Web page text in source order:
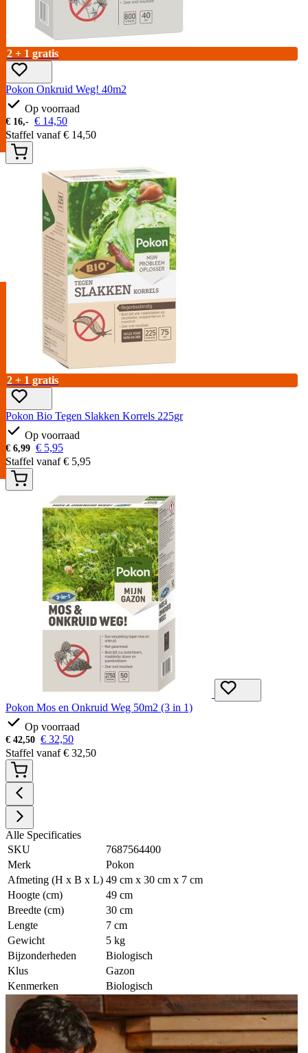
2 + 1 gratis
Pokon Onkruid Weg! 40m2
Op voorraad
€ 16,- € 14,50
Staffel vanaf€ 14,50
2 + 1 gratis
Pokon Bio Tegen Slakken Korrels 225gr
Op voorraad
€ 6,99 € 5,95
Staffel vanaf€ 5,95
Pokon Mos en Onkruid Weg 50m2 (3 in 1)
Op voorraad
€ 42,50 € 32,50
Staffel vanaf€ 32,50
Alle Specificaties
SKU
7687564400
Merk
Pokon
Afmeting (H x B x L) 49 cm x 30 cm x 7 cm
Hoogte (cm)
49 cm
Breedte (cm)
30 cm
Lengte
7 cm
Gewicht
5 kg
Bijzonderheden
Biologisch
Klus
Gazon
Kenmerken
Biologisch